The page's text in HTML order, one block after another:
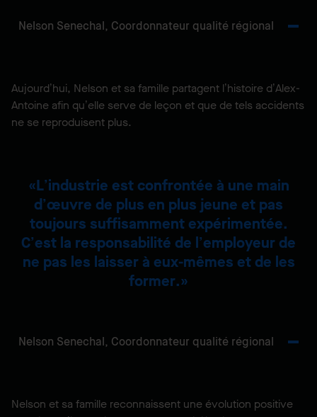
Nelson Senechal, Coordonnateur qualité régional
Aujourd’hui, Nelson et sa famille partagent l’histoire d’Alex-
Antoine afin qu’elle serve de leçon et que de tels accidents
ne se reproduisent plus.
L’industrie est confrontée à une main
d’œuvre de plus en plus jeune et pas
toujours suffisamment expérimentée.
C’est la responsabilité de l’employeur de
ne pas les laisser à eux-mêmes et de les
former.
Nelson Senechal, Coordonnateur qualité régional
Nelson et sa famille reconnaissent une évolution positive